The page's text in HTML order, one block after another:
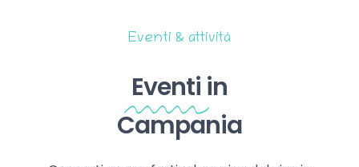
Eventi & attività
Eventi in
Campania